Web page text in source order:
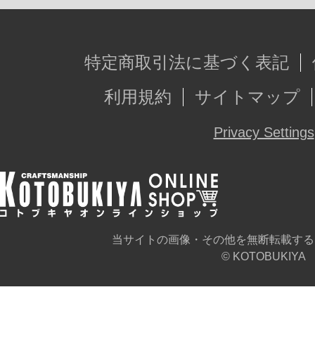
特定商取引法に基づく表記
利用規約
サイトマップ
Privacy Settings
当サイトの画像・その他を無断転載す
© KOTOBUKIYA